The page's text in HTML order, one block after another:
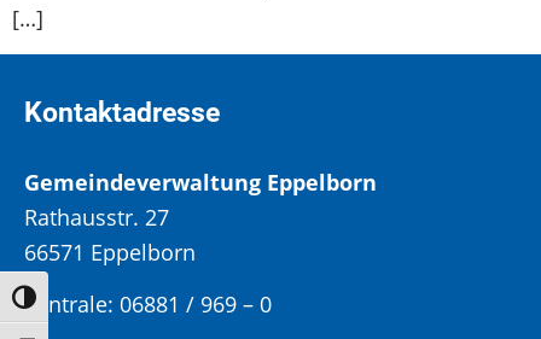
Umschalten auf hohe Kontraste
[…]
Kontaktadresse
Gemeindeverwaltung Eppelborn
Rathausstr. 27
66571 Eppelborn
Zentrale: 06881 / 969 – 0